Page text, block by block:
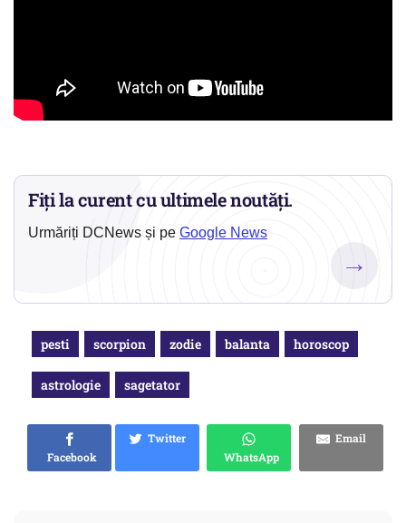
Fiți la curent cu ultimele noutăți.
Urmăriți DCNews și pe Google News
→
pesti scorpion zodie balanta horoscop
astrologie sagetator
Facebook
Twitter
WhatsApp
Email